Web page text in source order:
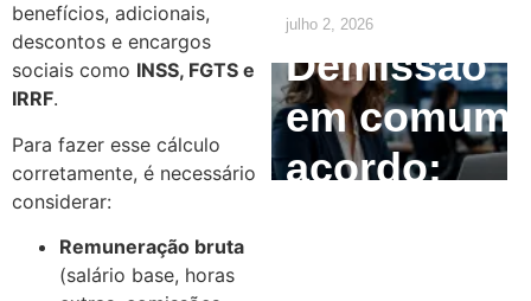
benefícios, adicionais,
descontos e encargos
sociais como INSS, FGTS e
IRRF.
Para fazer esse cálculo
corretamente, é necessário
considerar:
Remuneração bruta
(salário base, horas
julho 2, 2026
Demissão
em comum
acordo: